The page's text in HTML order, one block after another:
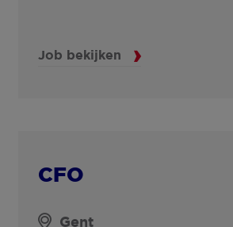
Job bekijken
CFO
Gent